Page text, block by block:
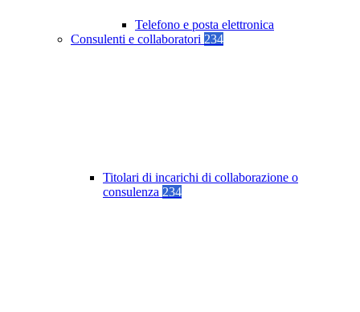
Telefono e posta elettronica
Consulenti e collaboratori 234
Titolari di incarichi di collaborazione o
consulenza 234